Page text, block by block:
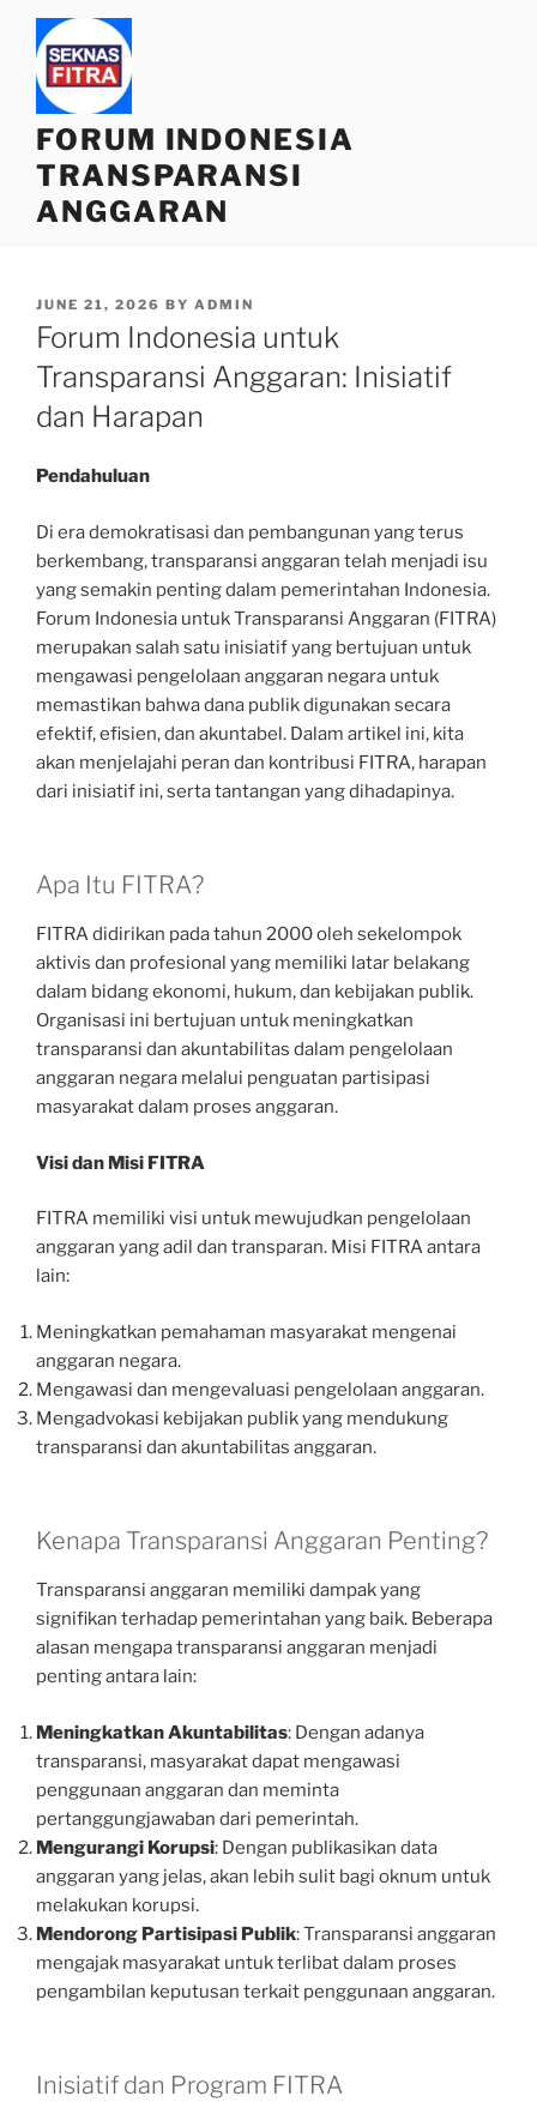
content
FORUM INDONESIA
TRANSPARANSI
ANGGARAN
POSTED
ON
JUNE 21, 2026 BY ADMIN
Forum Indonesia untuk
Transparansi Anggaran: Inisiatif
dan Harapan
Pendahuluan
Di era demokratisasi dan pembangunan yang terus
berkembang, transparansi anggaran telah menjadi isu
yang semakin penting dalam pemerintahan Indonesia.
Forum Indonesia untuk Transparansi Anggaran (FITRA)
merupakan salah satu inisiatif yang bertujuan untuk
mengawasi pengelolaan anggaran negara untuk
memastikan bahwa dana publik digunakan secara
efektif, efisien, dan akuntabel. Dalam artikel ini, kita
akan menjelajahi peran dan kontribusi FITRA, harapan
dari inisiatif ini, serta tantangan yang dihadapinya.
Apa Itu FITRA?
FITRA didirikan pada tahun 2000 oleh sekelompok
aktivis dan profesional yang memiliki latar belakang
dalam bidang ekonomi, hukum, dan kebijakan publik.
Organisasi ini bertujuan untuk meningkatkan
transparansi dan akuntabilitas dalam pengelolaan
anggaran negara melalui penguatan partisipasi
masyarakat dalam proses anggaran.
Visi dan Misi FITRA
FITRA memiliki visi untuk mewujudkan pengelolaan
anggaran yang adil dan transparan. Misi FITRA antara
lain:
Meningkatkan pemahaman masyarakat mengenai
anggaran negara.
Mengawasi dan mengevaluasi pengelolaan anggaran.
Mengadvokasi kebijakan publik yang mendukung
transparansi dan akuntabilitas anggaran.
Kenapa Transparansi Anggaran Penting?
Transparansi anggaran memiliki dampak yang
signifikan terhadap pemerintahan yang baik. Beberapa
alasan mengapa transparansi anggaran menjadi
penting antara lain:
Meningkatkan Akuntabilitas: Dengan adanya
transparansi, masyarakat dapat mengawasi
penggunaan anggaran dan meminta
pertanggungjawaban dari pemerintah.
Mengurangi Korupsi: Dengan publikasikan data
anggaran yang jelas, akan lebih sulit bagi oknum untuk
melakukan korupsi.
Mendorong Partisipasi Publik: Transparansi anggaran
mengajak masyarakat untuk terlibat dalam proses
pengambilan keputusan terkait penggunaan anggaran.
Inisiatif dan Program FITRA